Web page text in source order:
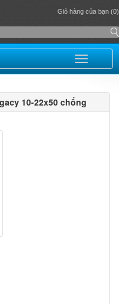
Giỏ hàng của bạn (0)
10-22x50 chống